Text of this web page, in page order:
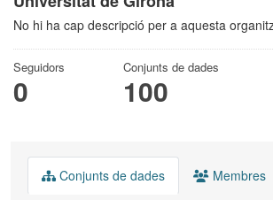
No hi ha cap descripció per a aquesta
Seguidors
0
Conjunts de dades
100
Conjunts de dades Membres